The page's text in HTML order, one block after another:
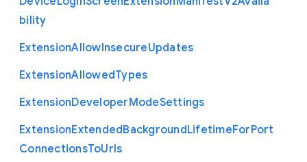
bility
ExtensionAllowInsecureUpdates
ExtensionAllowedTypes
ExtensionDeveloperModeSettings
ExtensionExtendedBackgroundLifetimeForPort
ConnectionsToUrls